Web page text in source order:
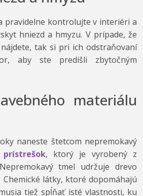
pravidelne kontrolujte v interiéri a
hniezd a hmyzu. V prípade, že
tak si pri ich odstraňovaní
aby ste predišli zbytočným
materiálu
naneste štetcom nepremokavý
prístrešok, ktorý je vyrobený z
tmel udržuje drevo
látky, ktoré dopomáhajú
tiež spĺňať isté vlastnosti, ku